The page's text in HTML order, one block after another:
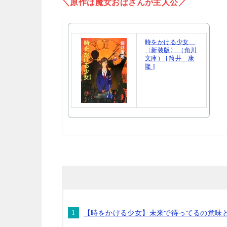
＼原作は魔女おばさんが主人公／
時をかける少女
〈新装版〉 （角川
文庫） [ 筒井 康
隆 ]
【時をかける少女】未来で待ってるの意味